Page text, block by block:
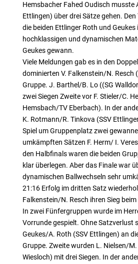
Hemsbacher Fahed Oudisch musste
Ettlingen) über drei Sätze gehen.
die beiden Ettlinger Roth und Geukes
hochklassigen und dynamischen
Geukes gewann.
Viele Meldungen gab es in den
dominierten V. Falkenstein/N. Resch
Gruppe. J. Barthel/B. Lo ((SG
zwei Siegen Zweite vor F. Stieler/C.
Hemsbach/TV Eberbach). In der
K. Rotmann/R. Tinkova (SSV
Spiel um Gruppenplatz zwei
umkämpften Sätzen F. Herm/ I.
den Halbfinals waren die beiden
klar überlegen. Aber das Finale war
dynamischen Ballwechseln sehr
21:16 Erfolg im dritten Satz
Falkenstein/N. Resch ihren Sieg
In zwei Fünfergruppen wurde im
Vorrunde gespielt. Ohne Satzverlust
Geukes/A. Roth (SSV Ettlingen) an
Gruppe. Zweite wurden L. Nielsen/M.
Wiesloch) mit drei Siegen. In der